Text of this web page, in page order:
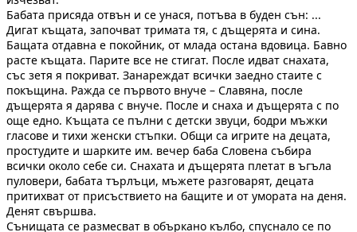
Бабата присяда отвън и се унася, потъва в буден сън: ...
Дигат къщата, започват тримата тя, с дъщерята и сина.
Бащата отдавна е покойник, от млада остана вдовица. Бавно
расте къщата. Парите все не стигат. После идват снахата,
със зетя я покриват. Занареждат всички заедно стаите с
покъщина. Ражда се първото внуче – Славяна, после
дъщерята я дарява с внуче. После и снаха и дъщерята с по
още едно. Къщата се пълни с детски звуци, бодри мъжки
гласове и тихи женски стъпки. Общи са игрите на децата,
простудите и шарките им. вечер баба Словена събира
всички около себе си. Снахата и дъщерята плетат в ъгъла
пуловери, бабата търлъци, мъжете разговарят, децата
притихват от присъствието на бащите и от умората на деня.
Денят свършва.
Сънищата се размесват в объркано кълбо, спуснало се по